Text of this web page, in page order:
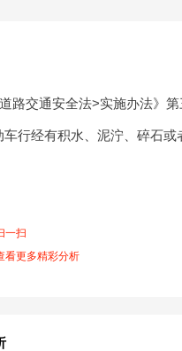
道路交通安全法>实施办法》
车行经有积水、泥泞、碎石或
一扫
看更多精彩分析